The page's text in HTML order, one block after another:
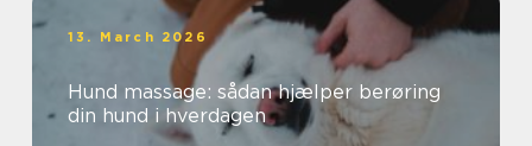
13. March 2026
Hund massage: sådan hjælper berøring
din hund i hverdagen